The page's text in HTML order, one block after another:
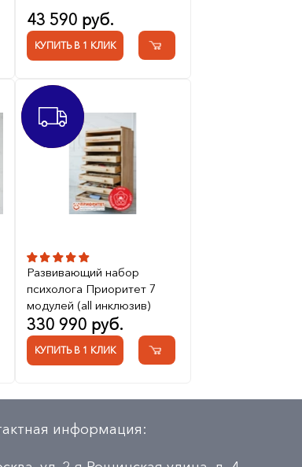
43 590 руб.
КУПИТЬ В 1 КЛИК
ХИТ
Развивающий набор
психолога Приоритет 7
модулей (all инклюзив)
330 990 руб.
КУПИТЬ В 1 КЛИК
информация: